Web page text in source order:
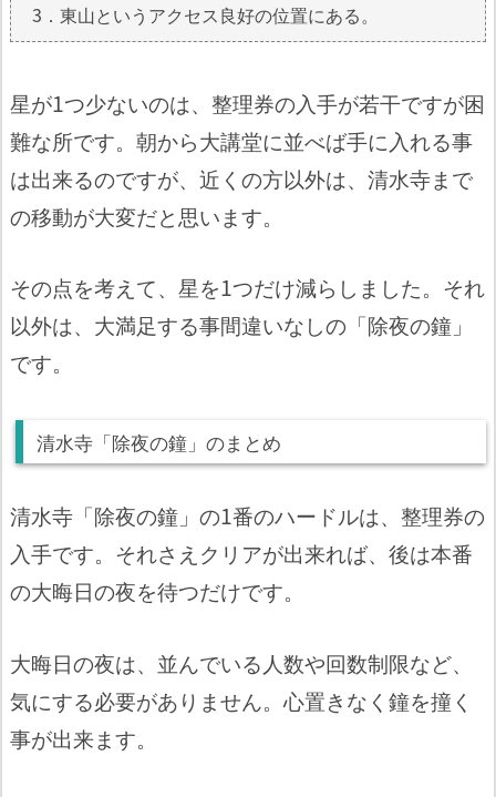
3．東山というアクセス良好の位置にある。
星が1つ少ないのは、整理券の入手が若干ですが困
難な所です。朝から大講堂に並べば手に入れる事
は出来るのですが、近くの方以外は、清水寺まで
の移動が大変だと思います。
その点を考えて、星を1つだけ減らしました。それ
以外は、大満足する事間違いなしの「除夜の鐘」
です。
清水寺「除夜の鐘」のまとめ
清水寺「除夜の鐘」の1番のハードルは、整理券の
入手です。それさえクリアが出来れば、後は本番
の大晦日の夜を待つだけです。
大晦日の夜は、並んでいる人数や回数制限など、
気にする必要がありません。心置きなく鐘を撞く
事が出来ます。